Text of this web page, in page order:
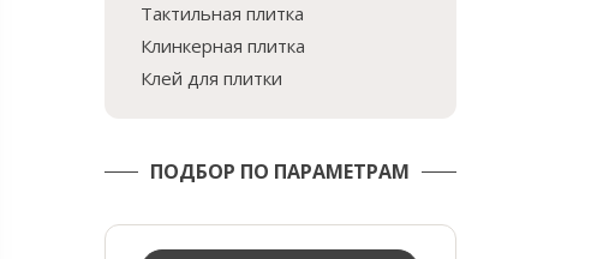
Тактильная плитка
Клинкерная плитка
Клей для плитки
ПОДБОР ПО ПАРАМЕТРАМ